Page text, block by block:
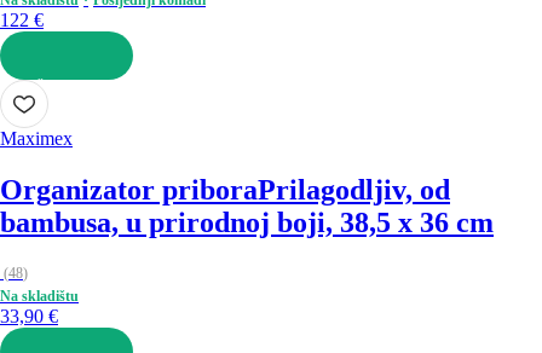
122 €
U KOŠARICU
Maximex
Organizator priboraPrilagodljiv, od
bambusa, u prirodnoj boji, 38,5 x 36 cm
(48)
Na skladištu
33,90 €